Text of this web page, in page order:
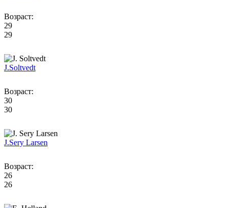
Возраст:
29
29
J.Soltvedt
Возраст:
30
30
J.Sery Larsen
Возраст:
26
26